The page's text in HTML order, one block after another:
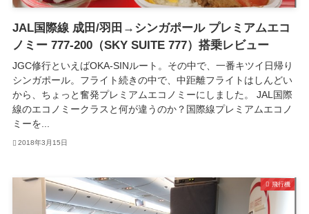
JAL国際線 成田/羽田→シンガポール プレミアムエコ
ノミー 777-200（SKY SUITE 777）搭乗レビュー
JGC修行といえばOKA-SINルート。その中で、一番キツイ日帰り
シンガポール。フライト続きの中で、中距離フライトはしんどい
から、ちょっと奮発プレミアムエコノミーにしました。 JAL国際
線のエコノミークラスと何が違うのか？国際線プレミアムエコノ
ミーを...
2018年3月15日
飛行機